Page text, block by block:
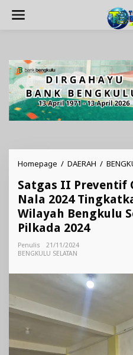
Homepage / DAERAH /
Satgas II Preventif
Nala 2024
Wilayah Bengkulu
Pilkada 2024
Penulis
21/11/2024
BENGKULU SELATAN